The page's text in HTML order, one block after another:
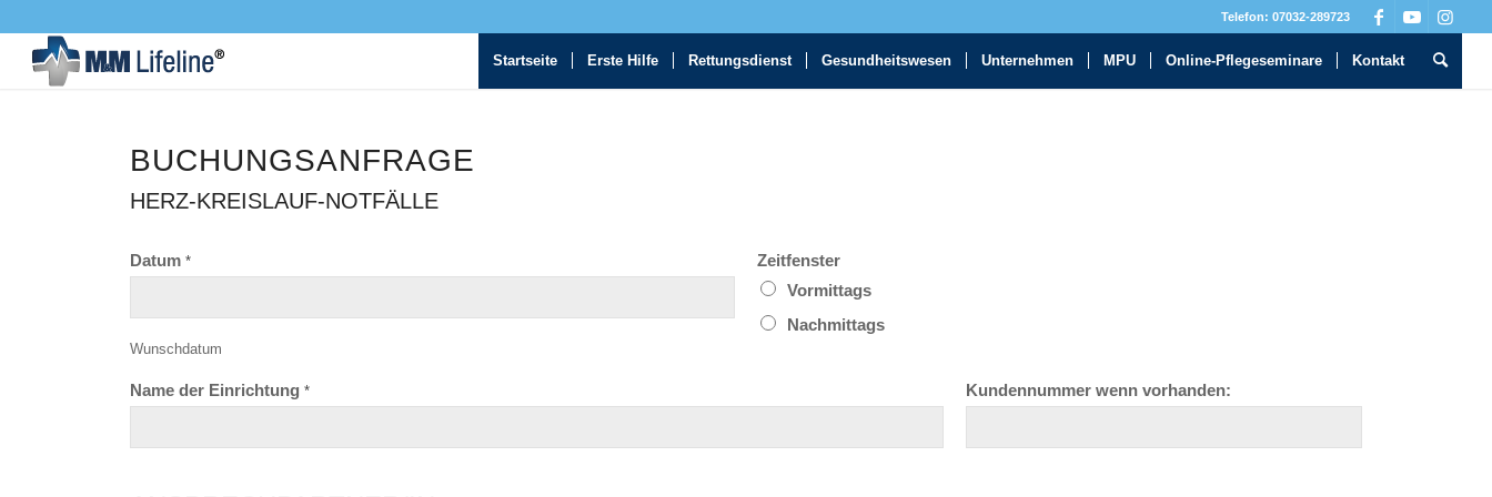
Telefon: 07032-289723
Startseite Erste Hilfe Rettungsdienst Gesundheitswesen Unternehmen MPU Online-Pflegeseminare Kontakt
BUCHUNGSANFRAGE
HERZ-KREISLAUF-NOTFÄLLE
Datum*
Wunschdatum
Zeitfenster
Vormittags
Nachmittags
Name der Einrichtung* Kundennummer wenn vorhanden: